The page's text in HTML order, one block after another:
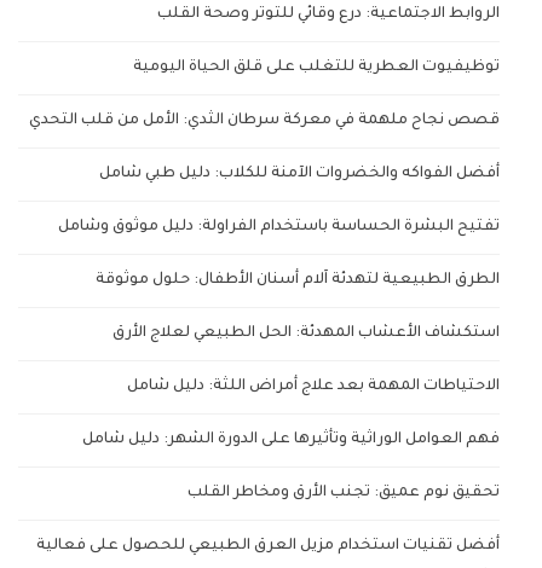
الروابط الاجتماعية: درع وقائي للتوتر وصحة القلب
توظيفيوت العطرية للتغلب على قلق الحياة اليومية
قصص نجاح ملهمة في معركة سرطان الثدي: الأمل من قلب التحدي
أفضل الفواكه والخضروات الآمنة للكلاب: دليل طبي شامل
تفتيح البشرة الحساسة باستخدام الفراولة: دليل موثوق وشامل
الطرق الطبيعية لتهدئة آلام أسنان الأطفال: حلول موثوقة
استكشاف الأعشاب المهدئة: الحل الطبيعي لعلاج الأرق
الاحتياطات المهمة بعد علاج أمراض اللثة: دليل شامل
فهم العوامل الوراثية وتأثيرها على الدورة الشهر: دليل شامل
تحقيق نوم عميق: تجنب الأرق ومخاطر القلب
أفضل تقنيات استخدام مزيل العرق الطبيعي للحصول على فعالية